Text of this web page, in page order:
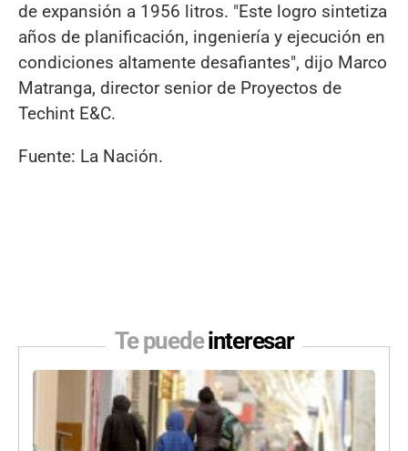
de expansión a 1956 litros. "Este logro sintetiza
años de planificación, ingeniería y ejecución en
condiciones altamente desafiantes", dijo Marco
Matranga, director senior de Proyectos de
Techint E&C.
Fuente: La Nación.
Te puedeinteresar